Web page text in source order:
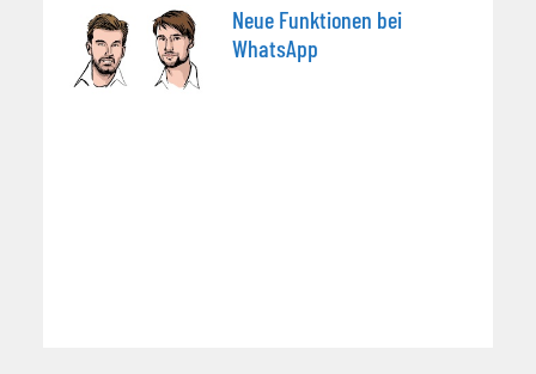
Neue Funktionen bei
WhatsApp